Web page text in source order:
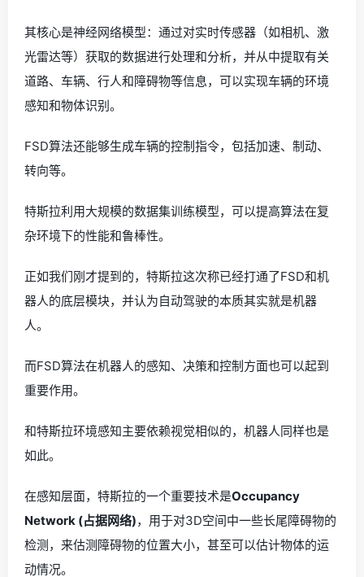
其核心是神经网络模型：通过对实时传感器（如相机、激
光雷达等）获取的数据进行处理和分析，并从中提取有关
道路、车辆、行人和障碍物等信息，可以实现车辆的环境
感知和物体识别。
FSD算法还能够生成车辆的控制指令，包括加速、制动、
转向等。
特斯拉利用大规模的数据集训练模型，可以提高算法在复
杂环境下的性能和鲁棒性。
正如我们刚才提到的，特斯拉这次称已经打通了FSD和机
器人的底层模块，并认为自动驾驶的本质其实就是机器
人。
而FSD算法在机器人的感知、决策和控制方面也可以起到
重要作用。
和特斯拉环境感知主要依赖视觉相似的，机器人同样也是
如此。
在感知层面，特斯拉的一个重要技术是Occupancy
Network (占据网络)，用于对3D空间中一些长尾障碍物的
检测，来估测障碍物的位置大小，甚至可以估计物体的运
动情况。